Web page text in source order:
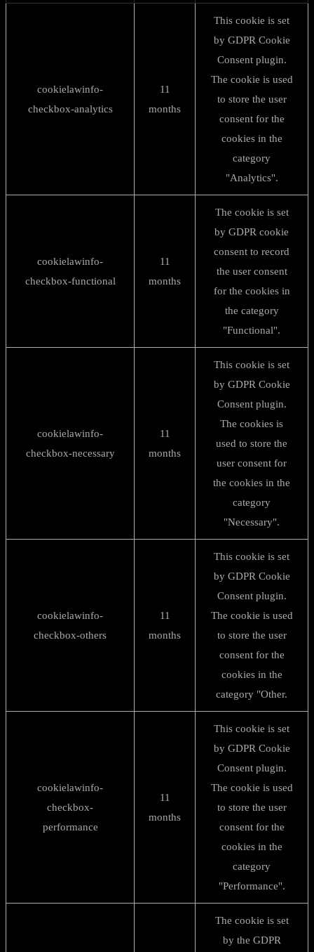
cookielawinfo-
checkbox-analytics
11
months
This cookie is set
by GDPR Cookie
Consent plugin.
The cookie is used
to store the user
consent for the
cookies in the
category
"Analytics".
cookielawinfo-
checkbox-functional
11
months
The cookie is set
by GDPR cookie
consent to record
the user consent
for the cookies in
the category
"Functional".
cookielawinfo-
checkbox-necessary
11
months
This cookie is set
by GDPR Cookie
Consent plugin.
The cookies is
used to store the
user consent for
the cookies in the
category
"Necessary".
cookielawinfo-
checkbox-others
11
months
This cookie is set
by GDPR Cookie
Consent plugin.
The cookie is used
to store the user
consent for the
cookies in the
category "Other.
cookielawinfo-
checkbox-
performance
11
months
This cookie is set
by GDPR Cookie
Consent plugin.
The cookie is used
to store the user
consent for the
cookies in the
category
"Performance".
The cookie is set
by the GDPR